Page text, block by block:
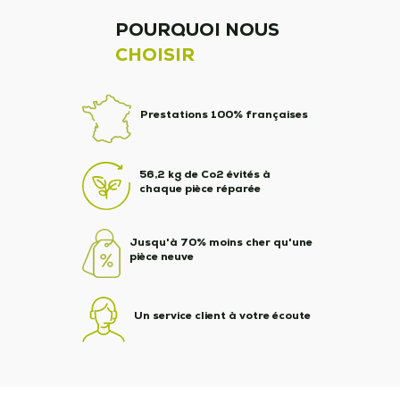
POURQUOI NOUS
CHOISIR
Prestations 100% françaises
56,2 kg de Co2 évités à
chaque pièce réparée
Jusqu'à 70% moins cher qu'une
pièce neuve
Un service client à votre écoute